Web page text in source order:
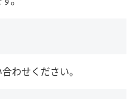
わせください。